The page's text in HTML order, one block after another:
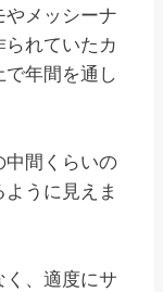
やメッシーナ
れていたカ
年間を通し
中間くらいの
うに見えま
く、適度にサ